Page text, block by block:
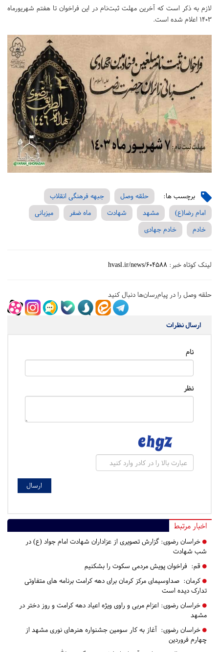
لازم به ذکر است که آخرین مهلت ثبت‌نام در این فراخوان تا هفتم شهریورماه
۱۴۰۳ اعلام شده است.
برچسب ها: حلقه وصل
جبهه فرهنگی انقلاب
امام رضا(ع)
مشهد شهادت ماه ضفر
میزبانی
خادم
خادم جهادی
لینک کوتاه خبر: hvasl.ir/news/604588
حلقه وصل را در پیام‌رسان‌ها دنبال کنید
ارسال نظرات
نام
نظر
اخبار مرتبط
خراسان رضوی: گزارش تصویری از عزاداران شهادت امام جواد (ع) در
شب شهادت
قم: فراخوان پویش مردمی سکوت را بشکنیم
کرمان: صداوسیمای مرکز کرمان برای دهه کرامت برنامه های متفاوتی
تدارک دیده است
خراسان رضوی: اعزام مربی و راوی ویژه اعیاد دهه کرامت و روز دختر در
مشهد
خراسان رضوی: آغاز به کار سومین جشنواره هنرهای نوری مشهد از
چهارم فروردین